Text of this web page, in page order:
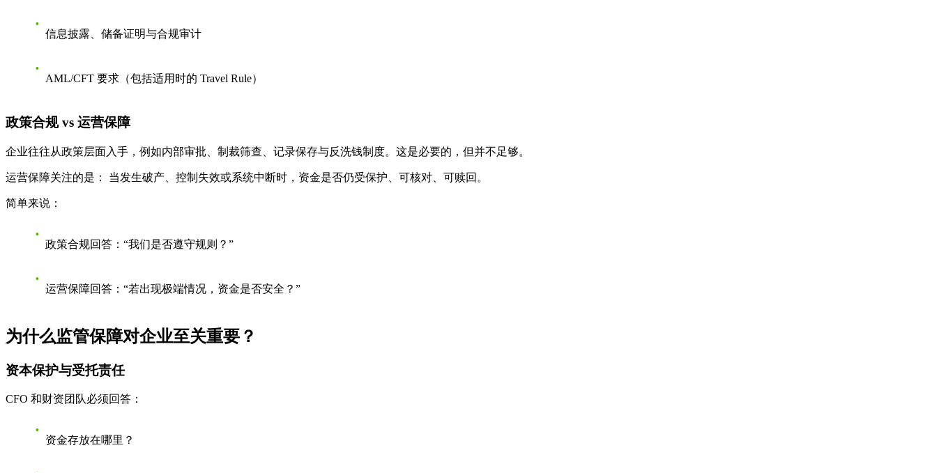
信息披露、储备证明与合规审计
AML/CFT 要求（包括适用时的 Travel Rule）
政策合规 vs 运营保障
企业往往从政策层面入手，例如内部审批、制裁筛查、记录保存与反洗钱制度。这是必要的，但并不足够。
运营保障关注的是： 当发生破产、控制失效或系统中断时，资金是否仍受保护、可核对、可赎回。
简单来说：
政策合规回答：“我们是否遵守规则？”
运营保障回答：“若出现极端情况，资金是否安全？”
为什么监管保障对企业至关重要？
资本保护与受托责任
CFO 和财资团队必须回答：
资金存放在哪里？